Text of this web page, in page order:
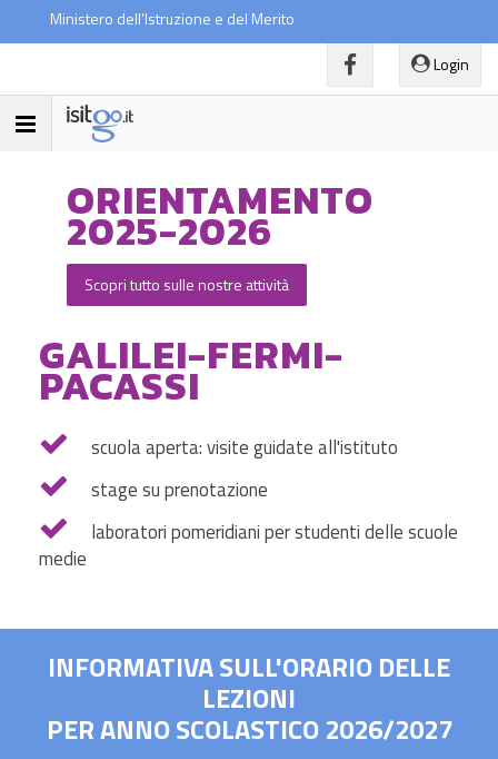
Ministero dell'Istruzione e del Merito
Login
Toggle
ORIENTAMENTO
2025-2026
Scopri tutto sulle nostre attività
GALILEI-FERMI-
PACASSI
scuola aperta: visite guidate all'istituto
stage su prenotazione
laboratori pomeridiani per studenti delle scuole
medie
INFORMATIVA SULL'ORARIO DELLE
LEZIONI
PER ANNO SCOLASTICO 2026/2027